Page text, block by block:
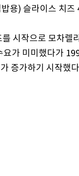
용) 슬라이스 치즈
시작으로 모차렐
가 미미했다가
증가하기 시작했